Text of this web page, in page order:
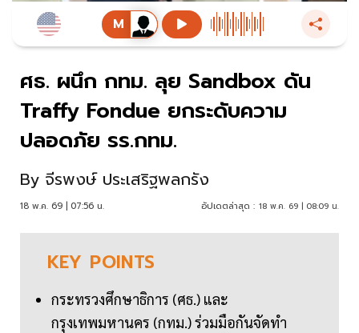
ศธ. ผนึก กทม. ลุย Sandbox ดัน
Traffy Fondue ยกระดับความ
ปลอดภัย รร.กทม.
By จีรพงษ์ ประเสริฐพลกรัง
18 พ.ค. 69 | 07:56 น. อัปเดตล่าสุด : 18 พ.ค. 69 | 08:09 น.
KEY POINTS
กระทรวงศึกษาธิการ (ศธ.) และ
กรุงเทพมหานคร (กทม.) ร่วมมือกันจัดทำ